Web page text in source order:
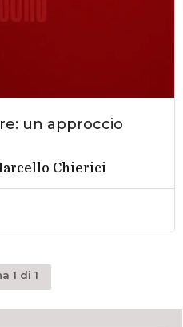
un approccio
Chierici
1 di 1